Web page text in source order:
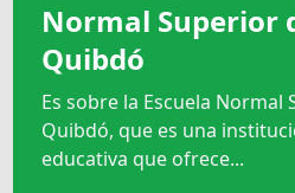
Normal Superior
Quibdó
Es sobre la Escuela Normal
Quibdó, que es una
educativa que ofrece...